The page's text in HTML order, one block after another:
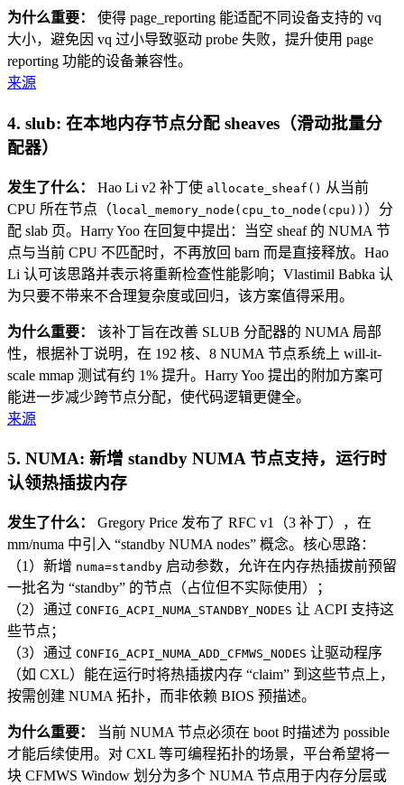
为什么重要：
使得 page_reporting 能适配不同设备支持的 vq
大小，避免因 vq 过小导致驱动 probe 失败，提升使用 page
reporting 功能的设备兼容性。
来源
4. slub: 在本地内存节点分配 sheaves（滑动批量分
配器）
发生了什么： Hao Li v2 补丁使 allocate_sheaf() 从当前
CPU 所在节点（local_memory_node(cpu_to_node(cpu)) ）分
配 slab 页。Harry Yoo 在回复中提出：当空 sheaf 的 NUMA 节
点与当前 CPU 不匹配时，不再放回 barn 而是直接释放。Hao
Li 认可该思路并表示将重新检查性能影响；Vlastimil Babka 认
为只要不带来不合理复杂度或回归，该方案值得采用。
为什么重要：
该补丁旨在改善 SLUB 分配器的 NUMA 局部
性，根据补丁说明，在 192 核、8 NUMA 节点系统上 will-it-
scale mmap 测试有约 1% 提升。Harry Yoo 提出的附加方案可
能进一步减少跨节点分配，使代码逻辑更健全。
来源
5. NUMA: 新增 standby NUMA 节点支持，运行时
认领热插拔内存
发生了什么：
Gregory Price 发布了 RFC v1（3 补丁），在
mm/numa 中引入 “standby NUMA nodes” 概念。核心思路：
（1）新增 numa=standby 启动参数，允许在内存热插拔前预留
一批名为 “standby” 的节点（占位但不实际使用）；
（2）通过 CONFIG_ACPI_NUMA_STANDBY_NODES 让 ACPI 支持这
些节点；
（3）通过 CONFIG_ACPI_NUMA_ADD_CFMWS_NODES 让驱动程序
（如 CXL）能在运行时将热插拔内存 “claim” 到这些节点上，
按需创建 NUMA 拓扑，而非依赖 BIOS 预描述。
为什么重要：
当前 NUMA 节点必须在 boot 时描述为 possible
才能后续使用。对 CXL 等可编程拓扑的场景，平台希望将一
块 CFMWS Window 划分为多个 NUMA 节点用于内存分层或